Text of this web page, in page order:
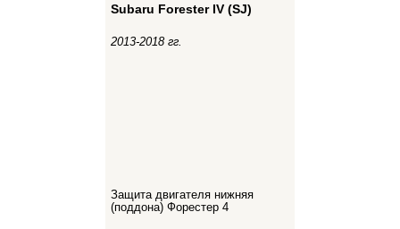
Subaru Forester IV (SJ)
2013-2018 гг.
Защита двигателя нижняя
(поддона) Форестер 4